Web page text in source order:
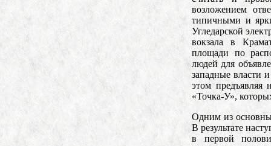
возложением
типичными и
Угледарской
вокзала в
площади по
людей для
западные власти
этом предъявляя
«Точка-У»,
Одним из
В результате
в первой